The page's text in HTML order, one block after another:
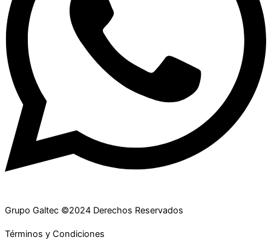
Grupo Galtec ©2024 Derechos Reservados
Términos y Condiciones